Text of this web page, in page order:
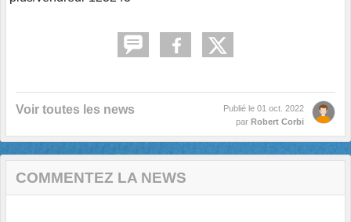
Voir toutes les news Publié le 01 oct. 2022
par Robert Corbi
COMMENTEZ LA NEWS